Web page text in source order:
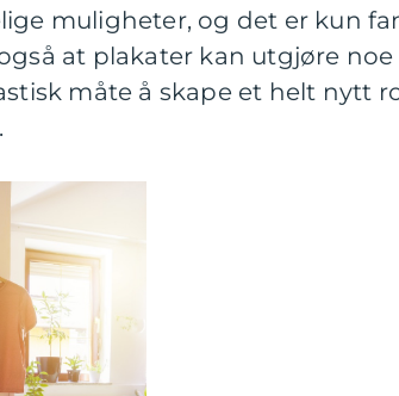
muligheter, og det er kun
at plakater kan utgjøre
måte å skape et helt nytt